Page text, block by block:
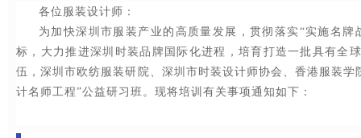
各位服装设计师：
为加快深圳市服装产业的高质量发展，贯彻落实“实施名牌
标，大力推进深圳时装品牌国际化进程，培育打造一批具有全
伍，深圳市欧纺服装研院、深圳市时装设计师协会、香港服装学
计名师工程”公益研习班。现将培训有关事项通知如下：